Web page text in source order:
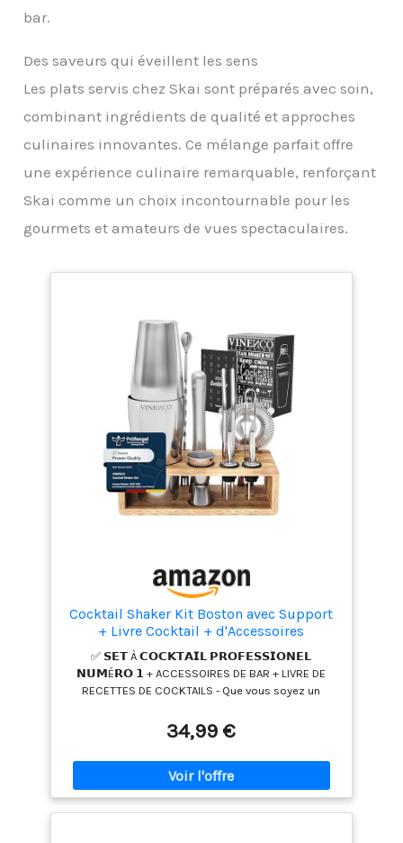
bar.
Des saveurs qui éveillent les sens
Les plats servis chez Skai sont préparés avec soin,
combinant ingrédients de qualité et approches
culinaires innovantes. Ce mélange parfait offre
une expérience culinaire remarquable, renforçant
Skai comme un choix incontournable pour les
gourmets et amateurs de vues spectaculaires.
Cocktail Shaker Kit Boston avec Support
+ Livre Cocktail + d'Accessoires
Professionnel: INOX Qualité Extra, Bar
Ensemble: Cuillère a Mélange Pilon
Jigger Paille | Gin Mojito Set Cadeau
Femme Homme
✅ 𝗦𝗘𝗧 À 𝗖𝗢𝗖𝗞𝗧𝗔𝗜𝗟 𝗣𝗥𝗢𝗙𝗘𝗦𝗦𝗜𝗢𝗡𝗘𝗟
𝗡𝗨𝗠É𝗥𝗢 𝟭 + ACCESSOIRES DE BAR + LIVRE DE
RECETTES DE COCKTAILS - Que vous soyez un
Avec ce set premium tout en un de très grande
qualité, vous aurez toutes les cartes en main pour
préparer vos cocktails préférés. Son design
attrayant et intemporel ainsi que son coffret
cadeau élégant en font un cadeau idéal en toute
occasion. ✅ 𝗘𝗡𝗦𝗘𝗠𝗕𝗟𝗘 À 𝗖𝗢𝗖𝗞𝗧𝗔𝗜𝗟
34,99 €